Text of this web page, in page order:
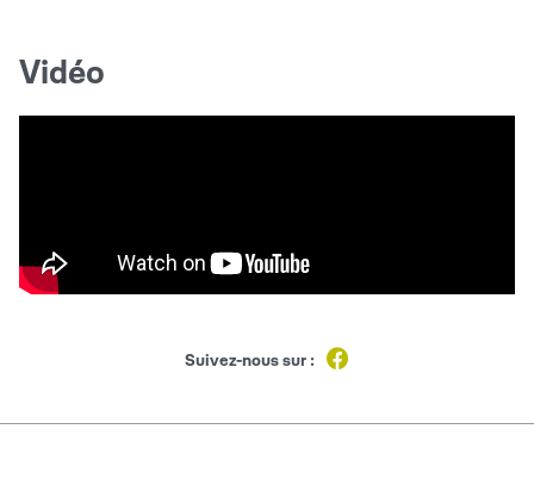
Vidéo
Suivez-nous sur :